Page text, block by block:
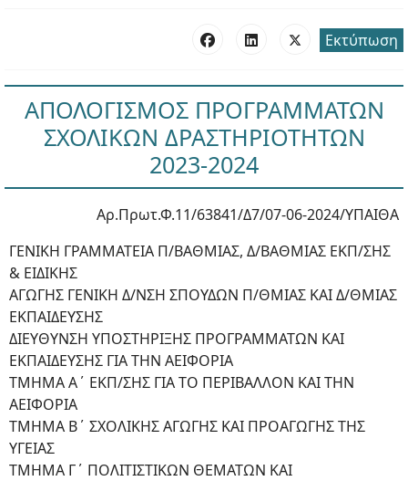
Εκτύπωση
ΑΠΟΛΟΓΙΣΜΟΣ ΠΡΟΓΡΑΜΜΑΤΩΝ
ΣΧΟΛΙΚΩΝ ΔΡΑΣΤΗΡΙΟΤΗΤΩΝ
2023-2024
Αρ.Πρωτ.Φ.11/63841/Δ7/07-06-2024/ΥΠΑΙΘΑ
ΓΕΝΙΚΗ ΓΡΑΜΜΑΤΕΙΑ Π/ΒΑΘΜΙΑΣ, Δ/ΒΑΘΜΙΑΣ ΕΚΠ/ΣΗΣ
& ΕΙΔΙΚΗΣ
ΑΓΩΓΗΣ ΓΕΝΙΚΗ Δ/ΝΣΗ ΣΠΟΥΔΩΝ Π/ΘΜΙΑΣ ΚΑΙ Δ/ΘΜΙΑΣ
ΕΚΠΑΙΔΕΥΣΗΣ
ΔΙΕΥΘΥΝΣΗ ΥΠΟΣΤΗΡΙΞΗΣ ΠΡΟΓΡΑΜΜΑΤΩΝ ΚΑΙ
ΕΚΠΑΙΔΕΥΣΗΣ ΓΙΑ ΤΗΝ ΑΕΙΦΟΡΙΑ
ΤΜΗΜΑ Α΄ ΕΚΠ/ΣΗΣ ΓΙΑ ΤΟ ΠΕΡΙΒΑΛΛΟΝ ΚΑΙ ΤΗΝ
ΑΕΙΦΟΡΙΑ
ΤΜΗΜΑ Β΄ ΣΧΟΛΙΚΗΣ ΑΓΩΓΗΣ ΚΑΙ ΠΡΟΑΓΩΓΗΣ ΤΗΣ
ΥΓΕΙΑΣ
ΤΜΗΜΑ Γ΄ ΠΟΛΙΤΙΣΤΙΚΩΝ ΘΕΜΑΤΩΝ ΚΑΙ